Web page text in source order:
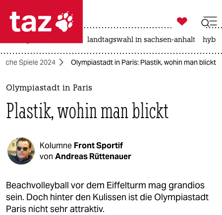
 taz zahl ich
taz zahl ich
themen
politik
öko
gesellschaft
kultur
sport

taz zahl ich
landtagswahl in sachsen-anhalt
Spiele 2024 Olympiastadt in Paris: Plastik, wohin man blickt
Olympiastadt in Paris
Plastik, wohin man blickt
Kolumne Front Sportif
von Andreas Rüttenauer
Beachvolleyball vor dem Eiffelturm mag grandios
sein. Doch hinter den Kulissen ist die Olympiastadt
Paris nicht sehr attraktiv.